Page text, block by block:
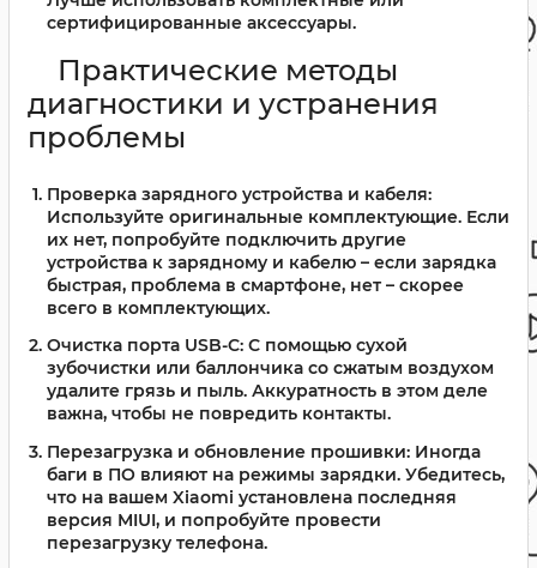
сертифицированные аксессуары.
Практические методы
диагностики и устранения
проблемы
Проверка зарядного устройства и кабеля:
Используйте оригинальные комплектующие. Если
их нет, попробуйте подключить другие
устройства к зарядному и кабелю – если зарядка
быстрая, проблема в смартфоне, нет – скорее
всего в комплектующих.
Очистка порта USB-C: С помощью сухой
зубочистки или баллончика со сжатым воздухом
удалите грязь и пыль. Аккуратность в этом деле
важна, чтобы не повредить контакты.
Перезагрузка и обновление прошивки: Иногда
баги в ПО влияют на режимы зарядки. Убедитесь,
что на вашем Xiaomi установлена последняя
версия MIUI, и попробуйте провести
перезагрузку телефона.